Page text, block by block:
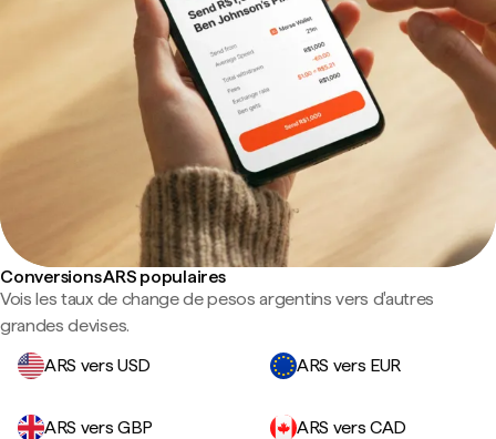
Conversions ARS populaires
Vois les taux de change de pesos argentins vers d'autres
grandes devises.
ARS vers USD
ARS vers EUR
ARS vers GBP ARS vers CAD